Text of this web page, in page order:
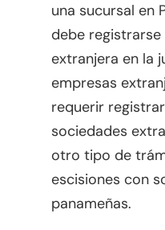
una sucursal en
debe
extranjera en la
empresas
requerir
sociedades
otro tipo de
escisiones con
panameñas.